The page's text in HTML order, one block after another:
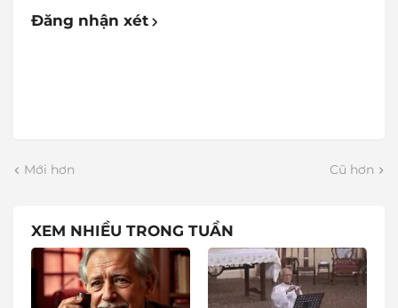
Đăng nhận xét
Mới hơn Cũ hơn
XEM NHIỀU TRONG TUẦN